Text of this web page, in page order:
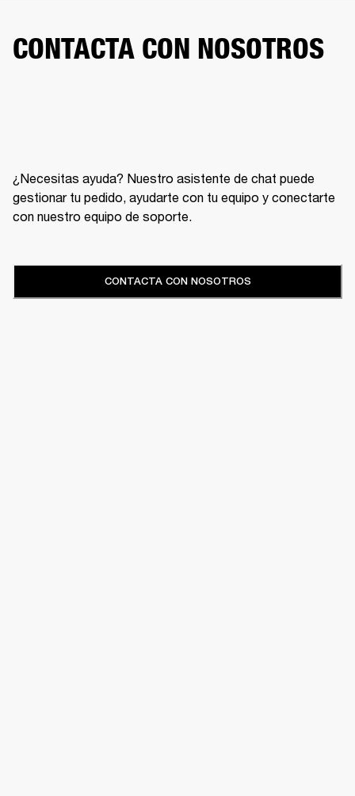
CONTACTA CON NOSOTROS
¿Necesitas ayuda? Nuestro asistente de chat puede
gestionar tu pedido, ayudarte con tu equipo y conectarte
con nuestro equipo de soporte.
CONTACTA CON NOSOTROS